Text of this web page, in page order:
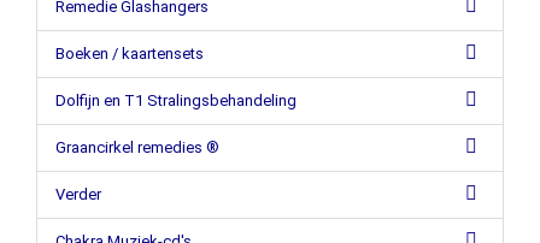
Remedie Glashangers
Boeken / kaartensets
Dolfijn en T1 Stralingsbehandeling
Graancirkel remedies ®
Verder